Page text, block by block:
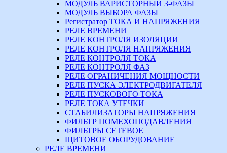
МОДУЛЬ ВАРИСТОРНЫЙ 3-ФАЗЫ
МОДУЛЬ ВЫБОРА ФАЗЫ
Регистратор ТОКА И НАПРЯЖЕНИЯ
РЕЛЕ ВРЕМЕНИ
РЕЛЕ КОНТРОЛЯ ИЗОЛЯЦИИ
РЕЛЕ КОНТРОЛЯ НАПРЯЖЕНИЯ
РЕЛЕ КОНТРОЛЯ ТОКА
РЕЛЕ КОНТРОЛЯ ФАЗ
РЕЛЕ ОГРАНИЧЕНИЯ МОЩНОСТИ
РЕЛЕ ПУСКА ЭЛЕКТРОДВИГАТЕЛЯ
РЕЛЕ ПУСКОВОГО ТОКА
РЕЛЕ ТОКА УТЕЧКИ
СТАБИЛИЗАТОРЫ НАПРЯЖЕНИЯ
ФИЛЬТР ПОМЕХОПОДАВЛЕНИЯ
ФИЛЬТРЫ СЕТЕВОЕ
ЩИТОВОЕ ОБОРУДОВАНИЕ
РЕЛЕ ВРЕМЕНИ